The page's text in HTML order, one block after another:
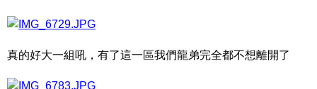
真的好大一組吼，有了這一區我們龍弟完全都不想離開了